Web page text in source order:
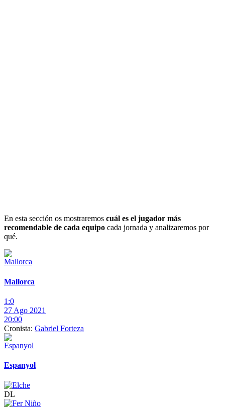
En esta sección os mostraremos cuál es el jugador más
recomendable de cada equipo cada jornada y analizaremos por
qué.
Mallorca
1:0
27 Ago 2021
20:00
Cronista: Gabriel Forteza
Espanyol
DL